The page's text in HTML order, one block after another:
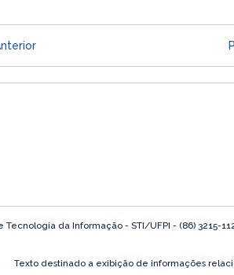
da Informação - STI/UFPI - (86) 3215-
Texto destinado a exibição de informações